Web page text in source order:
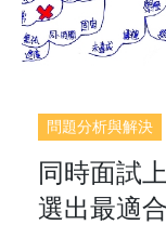
問題分析與解決
同時面試
選出最適